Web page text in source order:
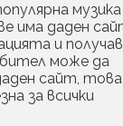
музика
има даден
и
може да
сайт, това
за всички